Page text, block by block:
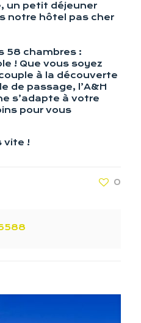
un petit déjeuner
notre hôtel pas cher
58 chambres :
! Que vous soyez
à la découverte
de passage, l’A&H
s’adapte à votre
pour vous
vite !
0